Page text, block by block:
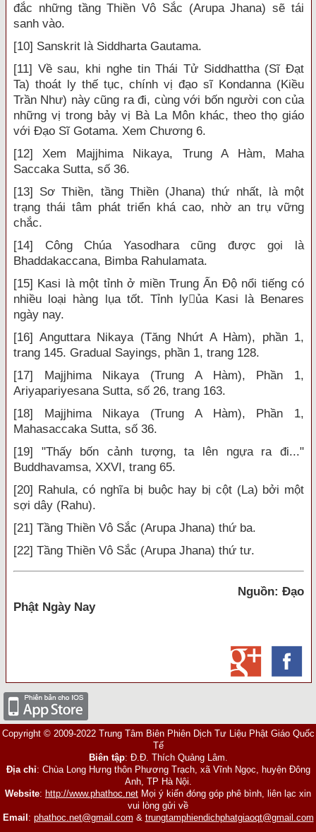
đắc những tầng Thiền Vô Sắc (Arupa Jhana) sẽ tái
sanh vào.
[10] Sanskrit là Siddharta Gautama.
[11] Về sau, khi nghe tin Thái Tử Siddhattha (Sĩ Đạt
Ta) thoát ly thế tục, chính vị đạo sĩ Kondanna (Kiều
Trần Như) này cũng ra đi, cùng với bốn người con của
những vị trong bảy vị Bà La Môn khác, theo thọ giáo
với Đạo Sĩ Gotama. Xem Chương 6.
[12] Xem Majjhima Nikaya, Trung A Hàm, Maha
Saccaka Sutta, số 36.
[13] Sơ Thiền, tầng Thiền (Jhana) thứ nhất, là một
trạng thái tâm phát triển khá cao, nhờ an trụ vững
chắc.
[14] Công Chúa Yasodhara cũng được gọi là
Bhaddakaccana, Bimba Rahulamata.
[15] Kasi là một tỉnh ở miền Trung Ấn Độ nổi tiếng có
nhiều loại hàng lụa tốt. Tỉnh lyủa Kasi là Benares
ngày nay.
[16] Anguttara Nikaya (Tăng Nhứt A Hàm), phần 1,
trang 145. Gradual Sayings, phần 1, trang 128.
[17] Majjhima Nikaya (Trung A Hàm), Phần 1,
Ariyapariyesana Sutta, số 26, trang 163.
[18] Majjhima Nikaya (Trung A Hàm), Phần 1,
Mahasaccaka Sutta, số 36.
[19] "Thấy bốn cảnh tượng, ta lên ngựa ra đi..."
Buddhavamsa, XXVI, trang 65.
[20] Rahula, có nghĩa bị buộc hay bị cột (La) bởi một
sợi dây (Rahu).
[21] Tầng Thiền Vô Sắc (Arupa Jhana) thứ ba.
[22] Tầng Thiền Vô Sắc (Arupa Jhana) thứ tư.
Nguồn: Đạo
Phật Ngày Nay
Copyright © 2009-2022 Trung Tâm Biên Phiên Dịch Tư Liệu Phật Giáo Quốc
Tế
Biên tập: Đ.Đ. Thích Quảng Lâm.
Địa chỉ: Chùa Long Hưng thôn Phương Trạch, xã Vĩnh Ngọc, huyện Đông
Anh, TP Hà Nội.
Website: http://www.phathoc.net Mọi ý kiến đóng góp phê bình, liên lạc xin
vui lòng gửi về
Email : phathoc.net@gmail.com & trungtamphiendichphatgiaoqt@gmail.com